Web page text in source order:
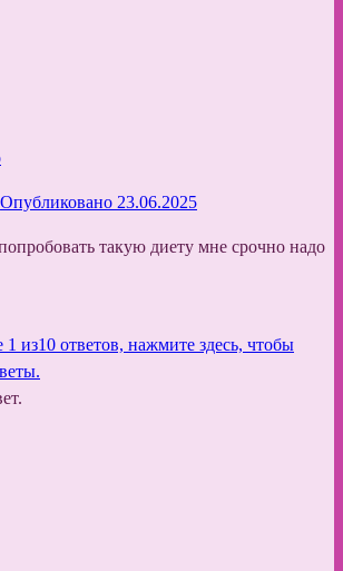
Опубликовано 23.06.2025
такую диету мне срочно надо
из10 ответов, нажмите здесь, чтобы